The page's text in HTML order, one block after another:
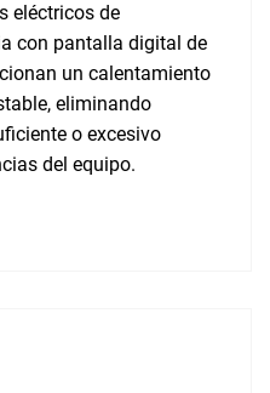
eléctricos de
con pantalla digital de
un calentamiento
eliminando
o excesivo
del equipo.